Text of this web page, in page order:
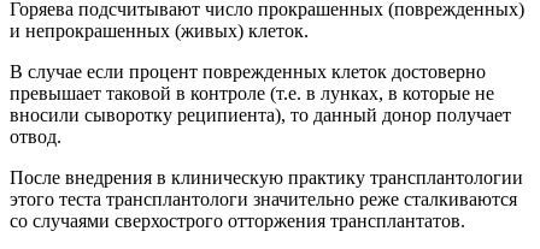
Горяева подсчитывают число прокрашенных (поврежденных)
и непрокрашенных (живых) клеток.
В случае если процент поврежденных клеток достоверно
превышает таковой в контроле (т.е. в лунках, в которые не
вносили сыворотку реципиента), то данный донор получает
отвод.
После внедрения в клиническую практику трансплантологии
этого теста трансплантологи значительно реже сталкиваются
со случаями сверхострого отторжения трансплантатов.